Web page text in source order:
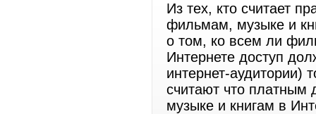
Из тех, кто считает
фильмам, музыке и
о том, ко всем ли
Интернете доступ
интернет-аудитории)
считают что
музыке и книгам в